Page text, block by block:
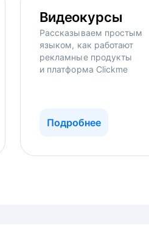
Видеокурсы
Рассказываем простым
языком, как работают
рекламные продукты
и платформа Clickme
Подробнее